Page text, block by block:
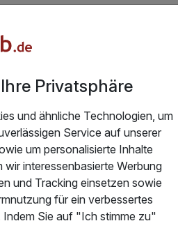
p.P. ab500,00 €
Privatsphäre
und ähnliche Technologien, um
Service auf unserer
um personalisierte Inhalte
wir interessenbasierte Werbung
und Tracking einsetzen sowie
für ein verbessertes
Indem Sie auf "Ich stimme zu"